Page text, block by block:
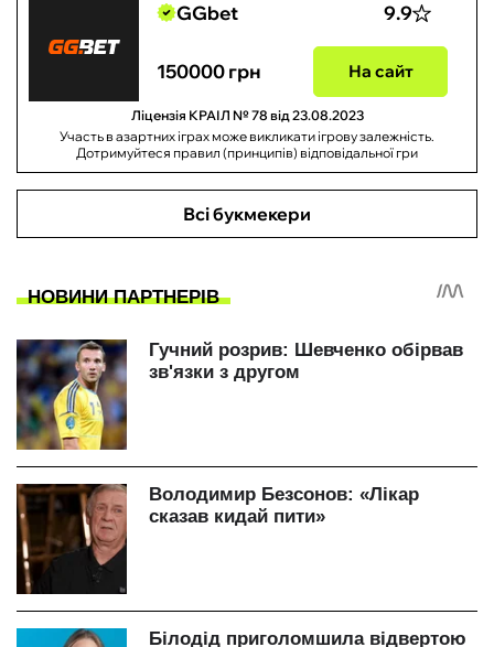
GGbet 9.9
150000 грн На сайт
Ліцензія КРАІЛ № 78 від 23.08.2023
Участь в азартних іграх може викликати ігрову залежність.
Дотримуйтеся правил (принципів) відповідальної гри
Всі букмекери